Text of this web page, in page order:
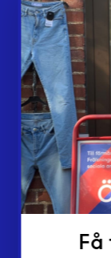
Webbshop
Butiker
Lämna in
Vårt
Om Myrorna
Lediga jobb
Pressrum